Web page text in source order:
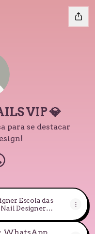
VIP 💎
para se destacar
Escola das
Designer